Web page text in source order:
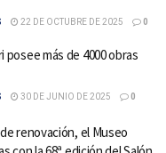
22 DE OCTUBRE DE 2025 0
posee más de 4000 obras
30 DE JUNIO DE 2025 0
renovación, el Museo